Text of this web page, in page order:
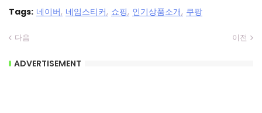
Tags: 네이버 네임스티커 쇼핑 인기상품소개 쿠팡
다음 이전
ADVERTISEMENT